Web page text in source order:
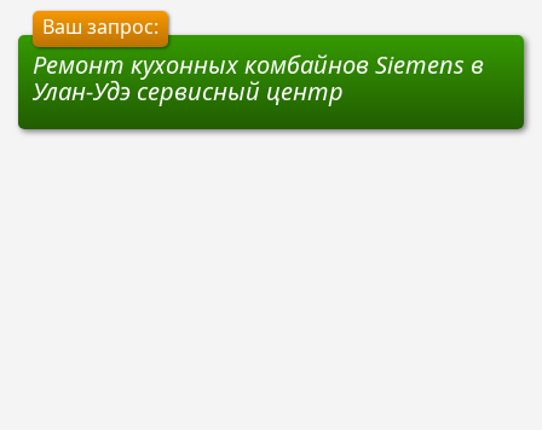
Ваш запрос:
Ремонт кухонных комбайнов Siemens в
Улан-Удэ сервисный центр